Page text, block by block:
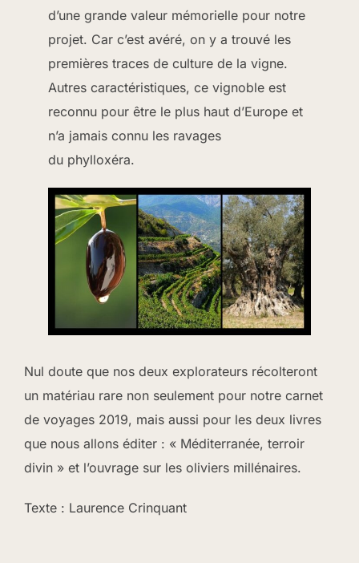
d’une grande valeur mémorielle pour notre
projet. Car c’est avéré, on y a trouvé les
premières traces de culture de la vigne.
Autres caractéristiques, ce vignoble est
reconnu pour être le plus haut d’Europe et
n’a jamais connu les ravages
du phylloxéra.
Nul doute que nos deux explorateurs récolteront
un matériau rare non seulement pour notre carnet
de voyages 2019, mais aussi pour les deux livres
que nous allons éditer : « Méditerranée, terroir
divin » et l’ouvrage sur les oliviers millénaires.
Texte : Laurence Crinquant